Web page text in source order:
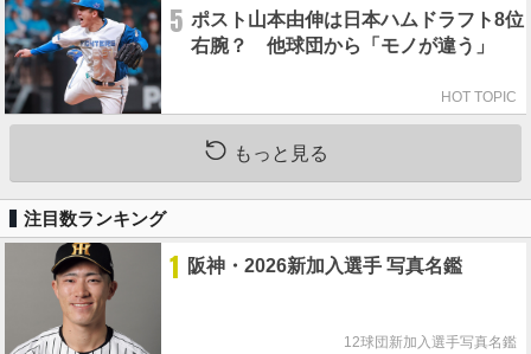
5 ポスト山本由伸は日本ハムドラフト8位
右腕？ 他球団から「モノが違う」
HOT TOPIC
もっと見る
注目数ランキング
1 阪神・2026新加入選手 写真名鑑
12球団新加入選手写真名鑑